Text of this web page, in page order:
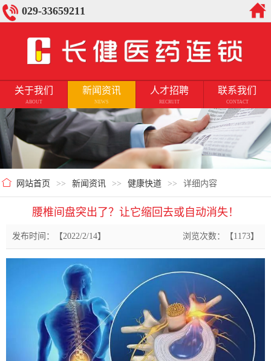
029-33659211
关于我们
ABOUT
新闻资讯
NEWS
人才招聘
RECRUIT
联系我们
CONTACT
网站首页 >> 新闻资讯 >> 健康快道 >> 详细内容
腰椎间盘突出了？让它缩回去或自动消失！
发布时间：【2022/2/14】 浏览次数：【1173】